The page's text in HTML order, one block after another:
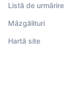
Listă de urmărire
Mâzgălituri
Hartă site